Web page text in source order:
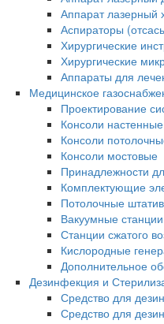
Аппарат лазерный
Аспираторы
Хирургические
Хирургические
Аппараты для
Медицинское
Проектирование
Консоли настенные
Консоли
Консоли мостовые
Принадлежности
Комплектующие
Потолочные
Вакуумные станции
Станции сжатого
Кислородные
Дополнительное
Дезинфекция и
Средство для
Средство для